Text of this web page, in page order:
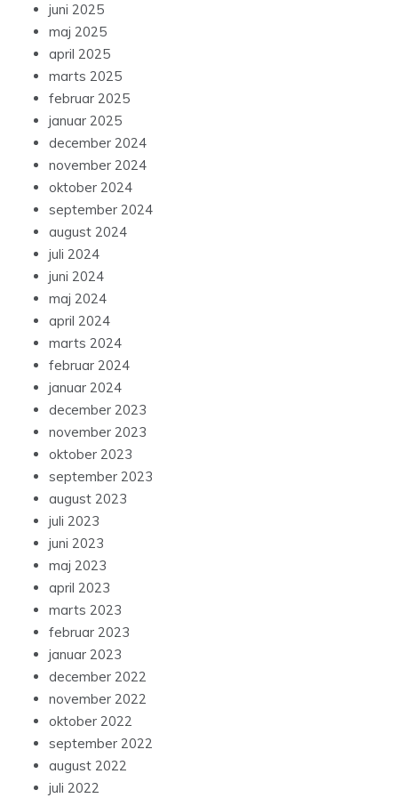
juni 2025
maj 2025
april 2025
marts 2025
februar 2025
januar 2025
december 2024
november 2024
oktober 2024
september 2024
august 2024
juli 2024
juni 2024
maj 2024
april 2024
marts 2024
februar 2024
januar 2024
december 2023
november 2023
oktober 2023
september 2023
august 2023
juli 2023
juni 2023
maj 2023
april 2023
marts 2023
februar 2023
januar 2023
december 2022
november 2022
oktober 2022
september 2022
august 2022
juli 2022